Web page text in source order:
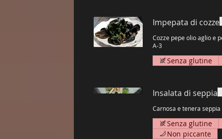
Impepata di cozze
Cozze pepe olio aglio e
A-3
Senza glutine
Insalata di seppia
Senza glutine
Non piccante